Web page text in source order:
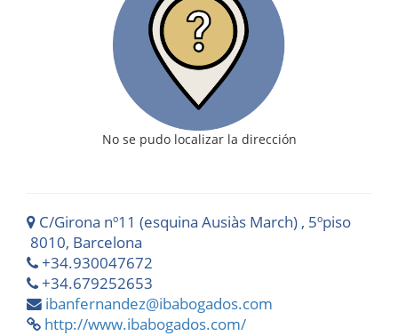
No se pudo localizar la dirección
C/Girona nº11 (esquina Ausiàs March) , 5ºpiso
8010, Barcelona
+34.930047672
+34.679252653
ibanfernandez@ibabogados.com
http://www.ibabogados.com/